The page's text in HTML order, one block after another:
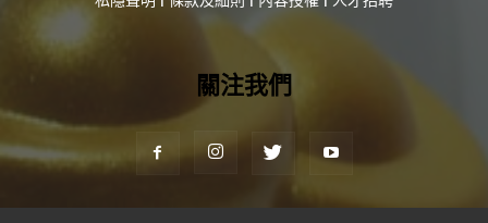
關注我們